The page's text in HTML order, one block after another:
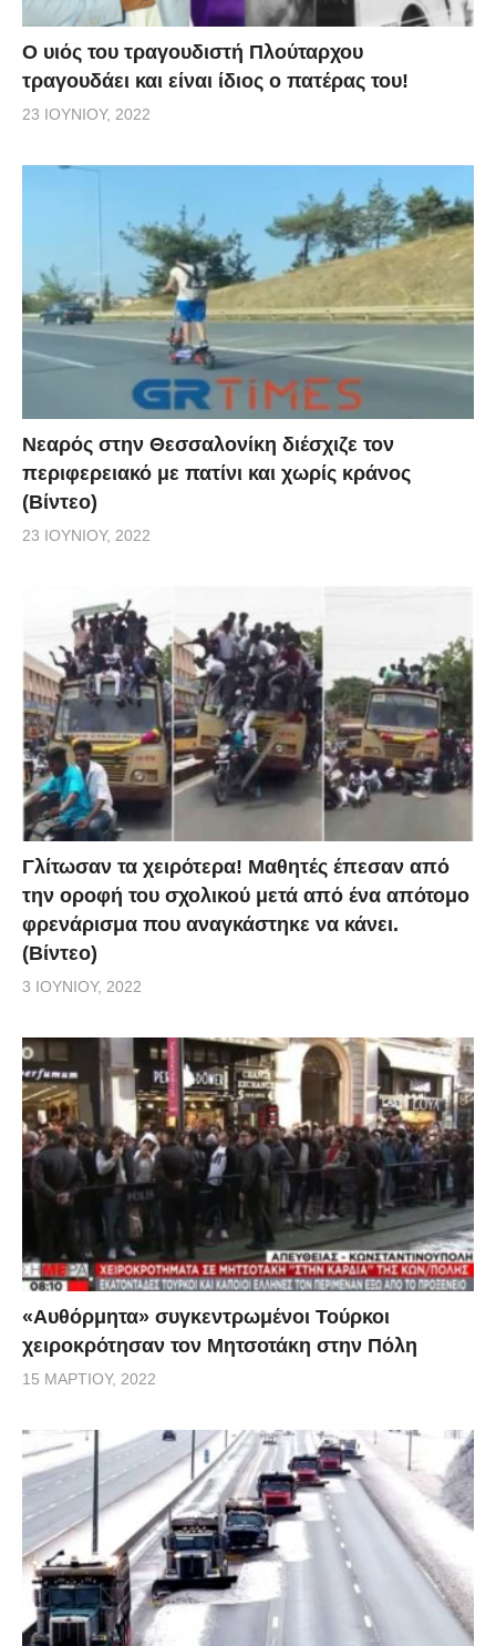
O υιός του τραγουδιστή Πλούταρχου
τραγουδάει και είναι ίδιος ο πατέρας του!
23 ΙΟΥΝΊΟΥ, 2022
Νεαρός στην Θεσσαλονίκη διέσχιζε τον
περιφερειακό με πατίνι και χωρίς κράνος
(Βίντεο)
23 ΙΟΥΝΊΟΥ, 2022
Γλίτωσαν τα χειρότερα! Μαθητές έπεσαν από
την οροφή του σχολικού μετά από ένα απότομο
φρενάρισμα που αναγκάστηκε να κάνει.
(Βίντεο)
3 ΙΟΥΝΊΟΥ, 2022
«Αυθόρμητα» συγκεντρωμένοι Τούρκοι
χειροκρότησαν τον Μητσοτάκη στην Πόλη
15 ΜΑΡΤΊΟΥ, 2022